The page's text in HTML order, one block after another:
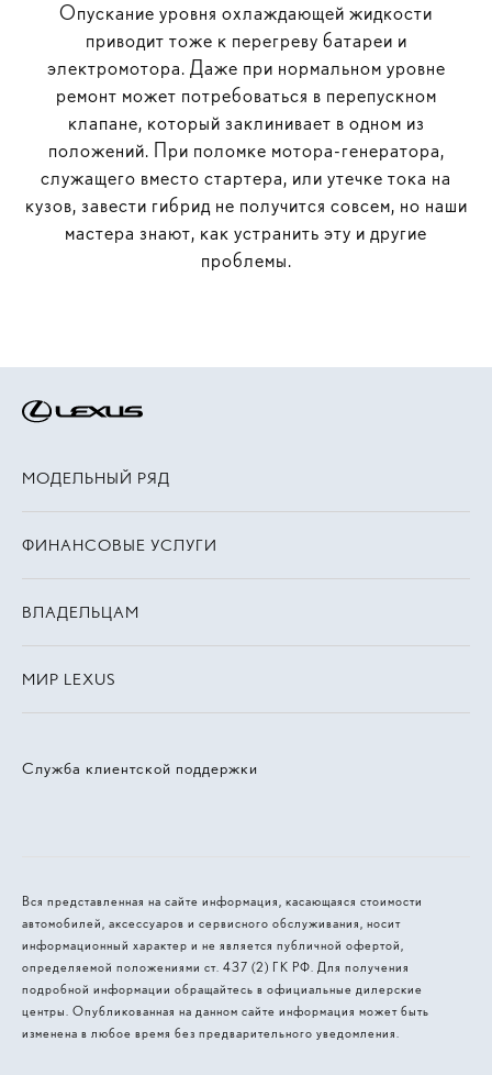
Опускание уровня охлаждающей жидкости
приводит тоже к перегреву батареи и
электромотора. Даже при нормальном уровне
ремонт может потребоваться в перепускном
клапане, который заклинивает в одном из
положений. При поломке мотора-генератора,
служащего вместо стартера, или утечке тока на
кузов, завести гибрид не получится совсем, но наши
мастера знают, как устранить эту и другие
проблемы.
Служба клиентской поддержки
МОДЕЛЬНЫЙ РЯД
ФИНАНСОВЫЕ УСЛУГИ
ВЛАДЕЛЬЦАМ
МИР LEXUS
Вся представленная на сайте информация, касающаяся стоимости
автомобилей, аксессуаров и сервисного обслуживания, носит
информационный характер и не является публичной офертой,
определяемой положениями ст. 437 (2) ГК РФ. Для получения
подробной информации обращайтесь в официальные дилерские
центры. Опубликованная на данном сайте информация может быть
изменена в любое время без предварительного уведомления.